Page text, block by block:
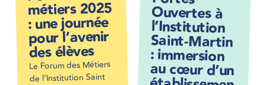
métiers 2025
: une journée
pour l’avenir
des élèves
Le Forum des Métiers
de l’Institution Saint